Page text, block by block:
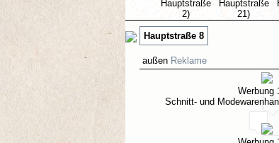
3
Hauptstraße 8
außen Reklame
Werbung
Schnitt- und